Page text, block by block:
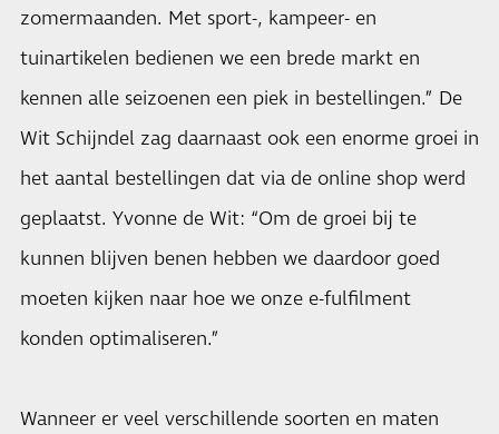
zomermaanden. Met sport-, kampeer- en
tuinartikelen bedienen we een brede markt en
kennen alle seizoenen een piek in bestellingen.” De
Wit Schijndel zag daarnaast ook een enorme groei in
het aantal bestellingen dat via de online shop werd
geplaatst. Yvonne de Wit: “Om de groei bij te
kunnen blijven benen hebben we daardoor goed
moeten kijken naar hoe we onze e-fulfilment
konden optimaliseren.”
Wanneer er veel verschillende soorten en maten